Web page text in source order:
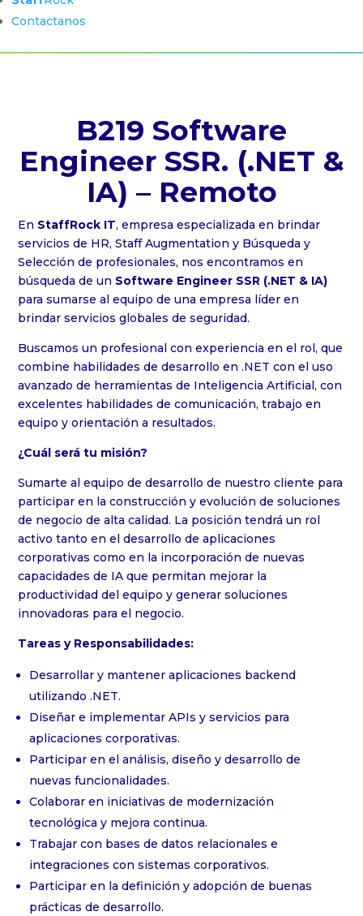
Contactanos
B219 Software
Engineer SSR. (.NET &
IA) – Remoto
En StaffRock IT, empresa especializada en brindar
servicios de HR, Staff Augmentation y Búsqueda y
Selección de profesionales, nos encontramos en
búsqueda de un Software Engineer SSR (.NET & IA)
para sumarse al equipo de una empresa líder en
brindar servicios globales de seguridad.
Buscamos un profesional con experiencia en el rol, que
combine habilidades de desarrollo en .NET con el uso
avanzado de herramientas de Inteligencia Artificial, con
excelentes habilidades de comunicación, trabajo en
equipo y orientación a resultados.
¿Cuál será tu misión?
Sumarte al equipo de desarrollo de nuestro cliente para
participar en la construcción y evolución de soluciones
de negocio de alta calidad. La posición tendrá un rol
activo tanto en el desarrollo de aplicaciones
corporativas como en la incorporación de nuevas
capacidades de IA que permitan mejorar la
productividad del equipo y generar soluciones
innovadoras para el negocio.
Tareas y Responsabilidades:
Desarrollar y mantener aplicaciones backend
utilizando .NET.
Diseñar e implementar APIs y servicios para
aplicaciones corporativas.
Participar en el análisis, diseño y desarrollo de
nuevas funcionalidades.
Colaborar en iniciativas de modernización
tecnológica y mejora continua.
Trabajar con bases de datos relacionales e
integraciones con sistemas corporativos.
Participar en la definición y adopción de buenas
prácticas de desarrollo.